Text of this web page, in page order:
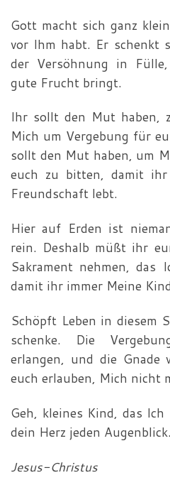
Gott macht sich ganz
vor Ihm habt. Er schenkt
der Versöhnung in
gute Frucht bringt.
Ihr sollt den Mut haben,
Mich um Vergebung für
sollt den Mut haben, um
euch zu bitten, damit
Freundschaft lebt.
Hier auf Erden ist
rein. Des­halb müßt ihr
Sakrament nehmen, das
damit ihr immer Meine
Schöpft Leben in diesem
schenke. Die
erlangen, und die Gnade
euch erlauben, Mich nicht
Geh, kleines Kind, das
dein Herz jeden Augenblick.
Jesus-Christus